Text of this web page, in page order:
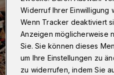
Widerruf Ihrer Einwilligung
Wenn Tracker deaktiviert
Anzeigen möglicherweise
Sie. Sie können dieses
um Ihre Einstellungen zu
zu widerrufen, indem Sie